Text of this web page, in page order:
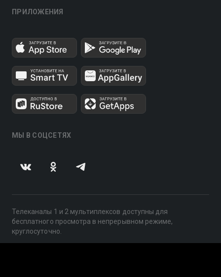
ПРИЛОЖЕНИЯ
МЫ В СОЦСЕТЯХ
Телеканалы 1 и 2 мультиплексов доступны для
бесплатного просмотра в непрерывном режиме,
круглосуточно.